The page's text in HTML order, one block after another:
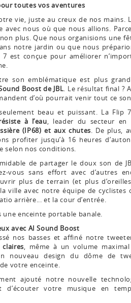
toutes vos aventures
vie, juste au creux de nos mains.
avec nous où que nous allions.
plus. Que nous organisions une
notre jardin ou que nous
est conçue pour améliorer
son emblématique est plus
Boost de JBL. Le résultat final ?
d’où pourrait venir tout ce
beau et puissant. La Flip 7
à l’eau, leader du secteur en
(IP68) et aux chutes. De plus,
profiter jusqu’à 16 heures
selon nos conditions.
de partager le doux son de
vous sans effort avec d’autres
plus de terrain (et plus
ville avec notre équipe de cyclistes
arrière... et la cour d’entrée.
une enceinte portable banale.
avec AI Sound Boost
nos basses et affiné notre
, même à un volume
nouveau design du dôme de
votre enceinte.
ajouté notre nouvelle
d’écouter votre musique en